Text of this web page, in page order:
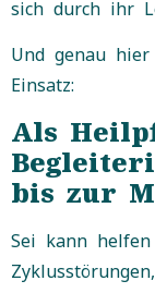
sich durch ihr
Und genau
Einsatz:
Als
bis zur
Sei kann helfen